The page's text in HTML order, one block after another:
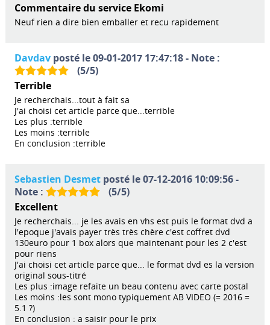
Commentaire du service Ekomi
Neuf rien a dire bien emballer et recu rapidement
Davdavposté le 09-01-2017 17:47:18 - Note :
(5/5)
Terrible
Je recherchais...tout à fait sa
J'ai choisi cet article parce que...terrible
Les plus :terrible
Les moins :terrible
En conclusion :terrible
Sebastien Desmetposté le 07-12-2016 10:09:56 -
Note :
(5/5)
Excellent
Je recherchais... je les avais en vhs est puis le format dvd a
l'epoque j'avais payer très très chère c'est coffret dvd
130euro pour 1 box alors que maintenant pour les 2 c'est
pour riens
J'ai choisi cet article parce que... le format dvd es la version
original sous-titré
Les plus :image refaite un beau contenu avec carte postal
Les moins :les sont mono typiquement AB VIDEO (= 2016 =
5.1 ?)
En conclusion : a saisir pour le prix